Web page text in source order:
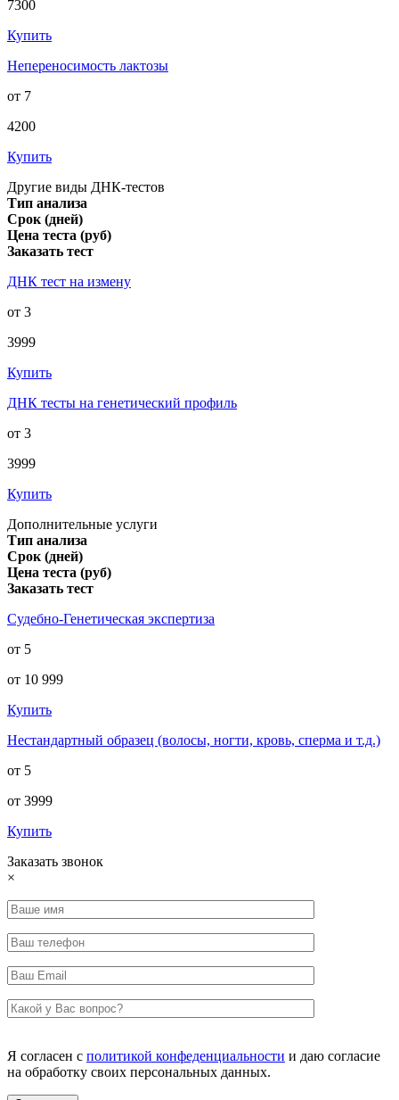
7300
Купить
Непереносимость лактозы
от 7
4200
Купить
Другие виды ДНК-тестов
Тип анализа
Срок (дней)
Цена теста (руб)
Заказать тест
ДНК тест на измену
от 3
3999
Купить
ДНК тесты на генетический профиль
от 3
3999
Купить
Дополнительные услуги
Тип анализа
Срок (дней)
Цена теста (руб)
Заказать тест
Судебно-Генетическая экспертиза
от 5
от 10 999
Купить
Нестандартный образец (волосы, ногти, кровь, сперма и т.д.)
от 5
от 3999
Купить
Заказать звонок
×
Я согласен с политикой конфеденциальности и даю согласие
на обработку своих персональных данных.